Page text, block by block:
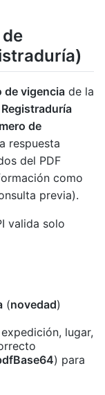
de vigencia de la
Registraduría
de
respuesta
del PDF
como
previa).
valida solo
(novedad)
lugar,
) para